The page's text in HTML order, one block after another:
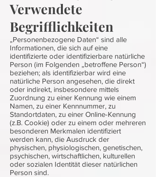
Verwendete
Begrifflichkeiten
„Personenbezogene Daten“ sind alle
Informationen, die sich auf eine
identifizierte oder identifizierbare natürliche
Person (im Folgenden „betroffene Person“)
beziehen; als identifizierbar wird eine
natürliche Person angesehen, die direkt
oder indirekt, insbesondere mittels
Zuordnung zu einer Kennung wie einem
Namen, zu einer Kennnummer, zu
Standortdaten, zu einer Online-Kennung
(z.B. Cookie) oder zu einem oder mehreren
besonderen Merkmalen identifiziert
werden kann, die Ausdruck der
physischen, physiologischen, genetischen,
psychischen, wirtschaftlichen, kulturellen
oder sozialen Identität dieser natürlichen
Person sind.